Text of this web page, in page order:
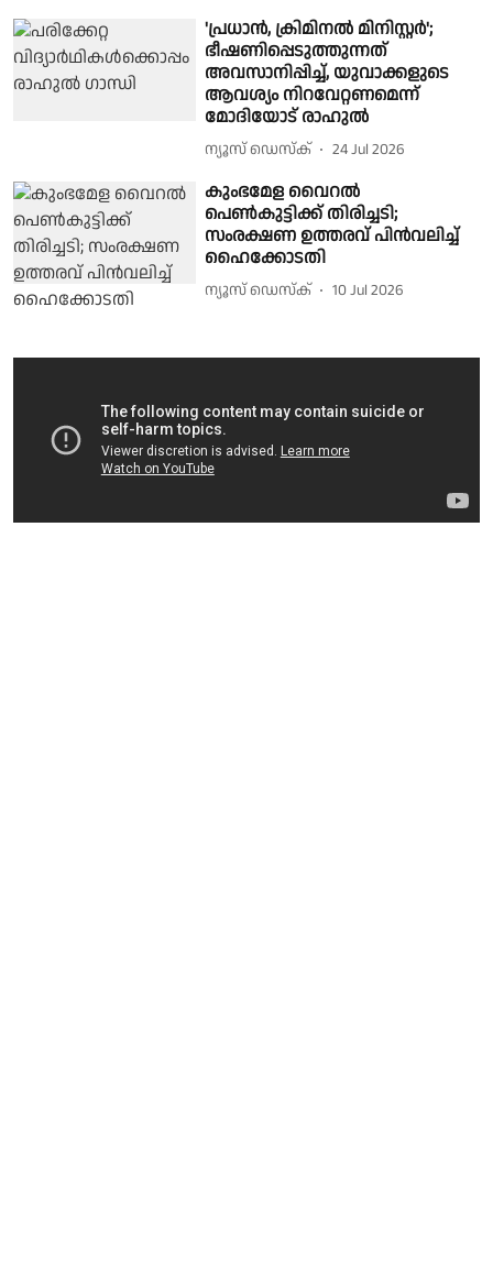
'പ്രധാന്‍, ക്രിമിനല്‍ മിനിസ്റ്റര്‍';
ഭീഷണിപ്പെടുത്തുന്നത്
അവസാനിപ്പിച്ച്, യുവാക്കളുടെ
ആവശ്യം നിറവേറ്റണമെന്ന്
മോദിയോട് രാഹുല്‍
ന്യൂസ് ഡെസ്ക് 24 Jul 2026
കുംഭമേള വൈറല്‍
പെണ്‍കുട്ടിക്ക് തിരിച്ചടി;
സംരക്ഷണ ഉത്തരവ് പിന്‍വലിച്ച്
ഹൈക്കോടതി
ന്യൂസ് ഡെസ്ക് 10 Jul 2026